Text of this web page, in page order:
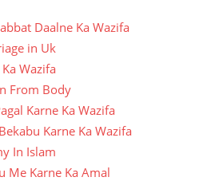
Daalne Ka Wazifa
in Uk
Wazifa
From Body
Karne Ka Wazifa
Karne Ka Wazifa
In Islam
Me Karne Ka Amal